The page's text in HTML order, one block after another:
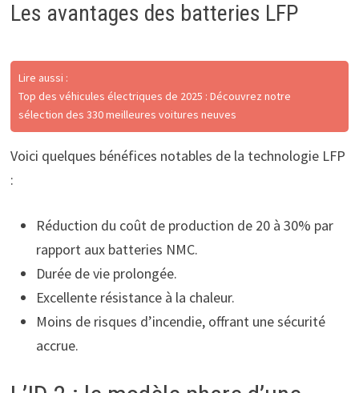
Les avantages des batteries LFP
Lire aussi :
Top des véhicules électriques de 2025 : Découvrez notre
sélection des 330 meilleures voitures neuves
Voici quelques bénéfices notables de la technologie LFP
:
Réduction du coût de production de 20 à 30% par
rapport aux batteries NMC.
Durée de vie prolongée.
Excellente résistance à la chaleur.
Moins de risques d’incendie, offrant une sécurité
accrue.